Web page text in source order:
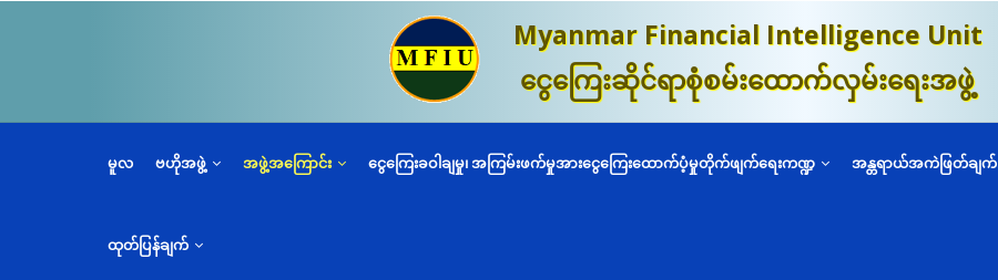
မည်
Myanmar Financial Intelligence Unit
ငွေကြေးဆိုင်ရာစုံစမ်းထောက်လှမ်းရေးအဖွဲ့
မူလ ဗဟိုအဖွဲ့ အဖွဲ့အကြောင်း ငွေကြေးခဝါချမှု၊ အကြမ်းဖက်မှုအားငွေကြေးထောက်ပံ့မှုတိုက်ဖျက်ရေးကဏ္ဍ အန္တရာယ်အကဲဖြတ်ချက်
ထုတ်ပြန်ချက်